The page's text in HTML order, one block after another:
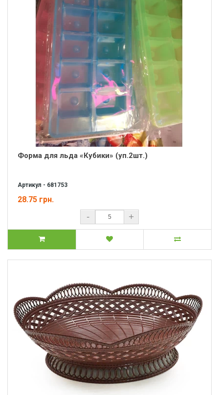
Форма для льда «Кубики» (уп.2шт.)
Артикул - 681753
28.75 грн.
- +